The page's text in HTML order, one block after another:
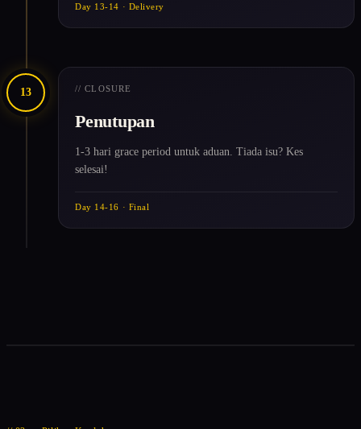
Day 13-14 · Delivery
13 // CLOSURE
Penutupan
1-3 hari grace period untuk aduan. Tiada isu? Kes
selesai!
Day 14-16 · Final